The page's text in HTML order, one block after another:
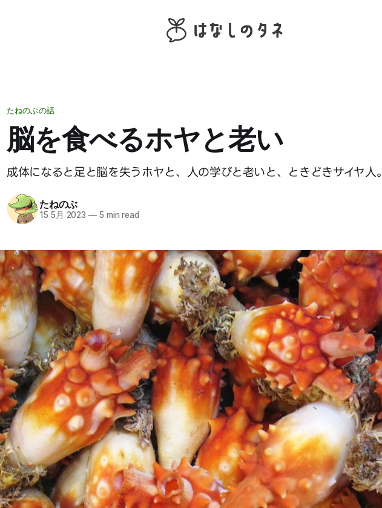
たねのぶの話
脳を食べるホヤと老い
成体になると足と脳を失うホヤと、人の学びと老いと、ときどきサイヤ人。
たねのぶ
15 5月 2023 — 5 min read